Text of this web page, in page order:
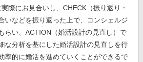
際にお見合いし、CHECK（振り返り・
いなどを振り返った上で、コンシェルジ
らい、ACTION（婚活設計の見直し）で
な分析を基にした婚活設計の見直しを行
率的に婚活を進めていくことができるで